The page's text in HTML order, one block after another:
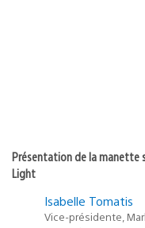
Présentation de la manette
Light
Isabelle Tomatis
Vice-présidente,